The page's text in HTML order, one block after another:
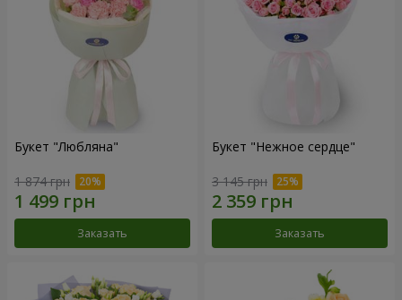
Букет "Любляна"
1 874 грн
Заказать
Букет "Нежное сердце"
3 145 грн
Заказать